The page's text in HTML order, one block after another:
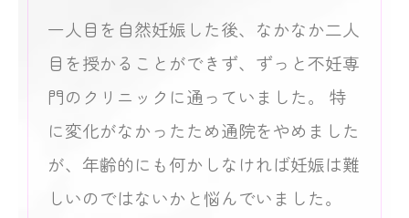
一人目を自然妊娠した後、なかなか二人
目を授かることができず、ずっと不妊専
門のクリニックに通っていました。 特
に変化がなかったため通院をやめました
が、年齢的にも何かしなければ妊娠は難
しいのではないかと悩んでいました。